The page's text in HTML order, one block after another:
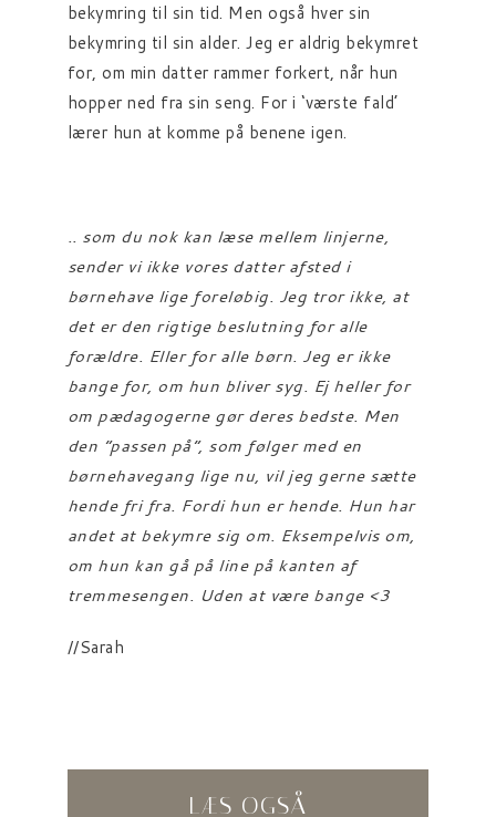
bekymring til sin tid. Men også hver sin
bekymring til sin alder. Jeg er aldrig bekymret
for, om min datter rammer forkert, når hun
hopper ned fra sin seng. For i ‘værste fald’
lærer hun at komme på benene igen.
.. som du nok kan læse mellem linjerne,
sender vi ikke vores datter afsted i
børnehave lige foreløbig. Jeg tror ikke, at
det er den rigtige beslutning for alle
forældre. Eller for alle børn. Jeg er ikke
bange for, om hun bliver syg. Ej heller for
om pædagogerne gør deres bedste. Men
den “passen på”, som følger med en
børnehavegang lige nu, vil jeg gerne sætte
hende fri fra. Fordi hun er hende. Hun har
andet at bekymre sig om. Eksempelvis om,
om hun kan gå på line på kanten af
tremmesengen. Uden at være bange <3
//Sarah
LÆS OGSÅ